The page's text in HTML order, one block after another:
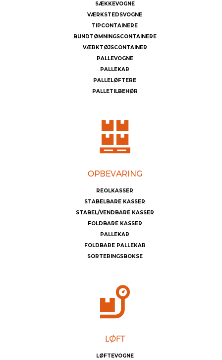
SÆKKEVOGNE
VÆRKSTEDSVOGNE
TIPCONTAINERE
BUNDTØMNINGSCONTAINERE
VÆRKTØJSCONTAINER
PALLEVOGNE
PALLEKAR
PALLELØFTERE
PALLETILBEHØR
REOLKASSER
STABELBARE KASSER
STABEL/VENDBARE KASSER
FOLDBARE KASSER
PALLEKAR
FOLDBARE PALLEKAR
SORTERINGSBOKSE
LØFTEVOGNE